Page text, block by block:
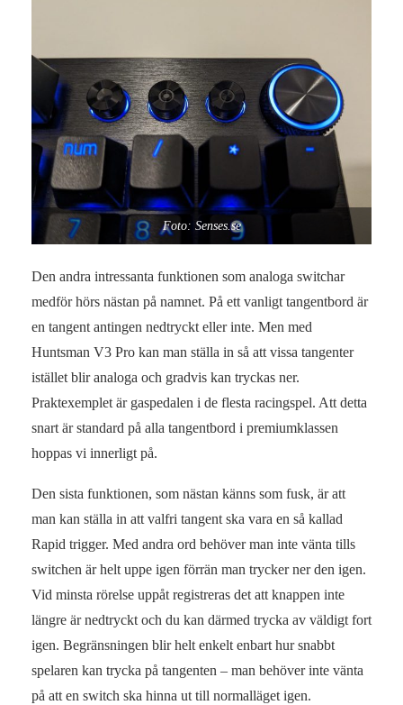
Foto: Senses.se
Den andra intressanta funktionen som analoga switchar
medför hörs nästan på namnet. På ett vanligt tangentbord är
en tangent antingen nedtryckt eller inte. Men med
Huntsman V3 Pro kan man ställa in så att vissa tangenter
istället blir analoga och gradvis kan tryckas ner.
Praktexemplet är gaspedalen i de flesta racingspel. Att detta
snart är standard på alla tangentbord i premiumklassen
hoppas vi innerligt på.
Den sista funktionen, som nästan känns som fusk, är att
man kan ställa in att valfri tangent ska vara en så kallad
Rapid trigger. Med andra ord behöver man inte vänta tills
switchen är helt uppe igen förrän man trycker ner den igen.
Vid minsta rörelse uppåt registreras det att knappen inte
längre är nedtryckt och du kan därmed trycka av väldigt fort
igen. Begränsningen blir helt enkelt enbart hur snabbt
spelaren kan trycka på tangenten – man behöver inte vänta
på att en switch ska hinna ut till normalläget igen.